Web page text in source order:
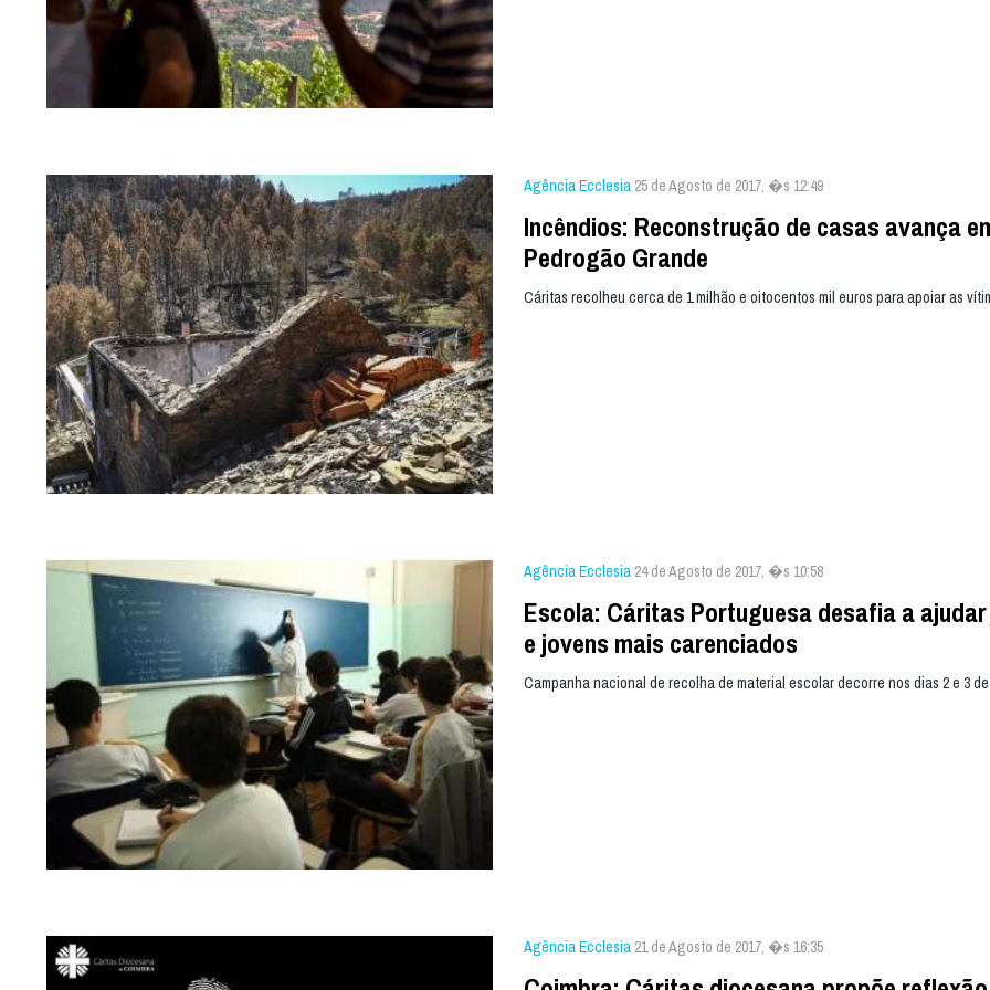
Agência Ecclesia 25 de Agosto de 2017, �s 12:49
Incêndios: Reconstrução de casas avança
Pedrogão Grande
Cáritas recolheu cerca de 1 milhão e oitocentos mil euros para apoiar as
Agência Ecclesia 24 de Agosto de 2017, �s 10:58
Escola: Cáritas Portuguesa desafia a
e jovens mais carenciados
Campanha nacional de recolha de material escolar decorre nos dias 2 e 3
Agência Ecclesia 21 de Agosto de 2017, �s 16:35